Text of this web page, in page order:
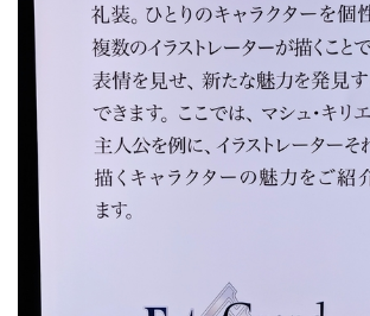
私は一切興味が無いですが
の“公共の利益”に資する
と思われるので、
きますね。 （誰ですか、“公序良俗”に反す
のは！）
───マシュの胸のサイズが明らかに違う
細かい事は気にせずに、彼女の胸を愛でれ
けどね。